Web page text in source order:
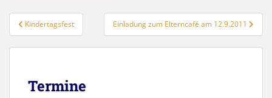
Beitragsnavigation
Kindertagsfest Einladung zum Elterncafé am 12.9.2011
Termine